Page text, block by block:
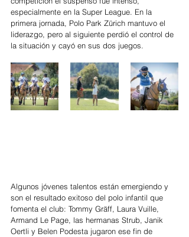
especialmente en la Super League. En la
primera jornada, Polo Park Zürich mantuvo el
liderazgo, pero al siguiente perdió el control de
la situación y cayó en sus dos juegos.
Algunos jóvenes talentos están emergiendo y
son el resultado exitoso del polo infantil que
fomenta el club: Tommy Gräff, Laura Vuille,
Armand Le Page, las hermanas Strub, Janik
Oertli y Belen Podesta jugaron ese fin de